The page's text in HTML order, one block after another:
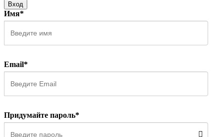
Вход
Имя*
Email*
Придумайте пароль*